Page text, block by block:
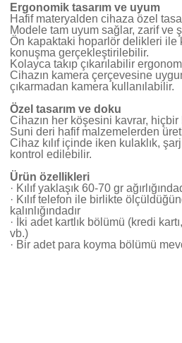
Ergonomik tasarım ve uyum
Hafif materyalden cihaza özel
Modele tam uyum sağlar, zarif ve
Ön kapaktaki hoparlör delikleri ile
konuşma gerçekleştirilebilir.
Kolayca takıp çıkarılabilir
Cihazın kamera çerçevesine
çıkarmadan kamera kullanılabilir.
Özel tasarım ve doku
Cihazın her köşesini kavrar, hiçbir
Suni deri hafif malzemelerden
Cihaz kılıf içinde iken kulaklık,
kontrol edilebilir.
Ürün özellikleri
· Kılıf yaklaşık 60-70 gr
· Kılıf telefon ile birlikte
kalınlığındadır
· İki adet kartlık bölümü (kredi
vb.)
· Bir adet para koyma bölümü